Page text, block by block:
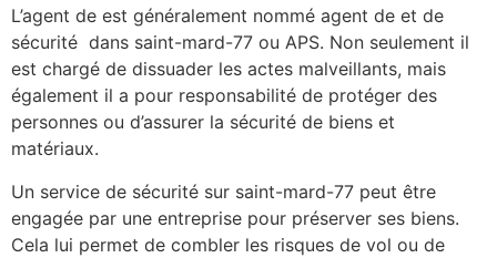
L’agent de est généralement nommé agent de et de
sécurité dans saint-mard-77 ou APS. Non seulement il
est chargé de dissuader les actes malveillants, mais
également il a pour responsabilité de protéger des
personnes ou d’assurer la sécurité de biens et
matériaux.
Un service de sécurité sur saint-mard-77 peut être
engagée par une entreprise pour préserver ses biens.
Cela lui permet de combler les risques de vol ou de